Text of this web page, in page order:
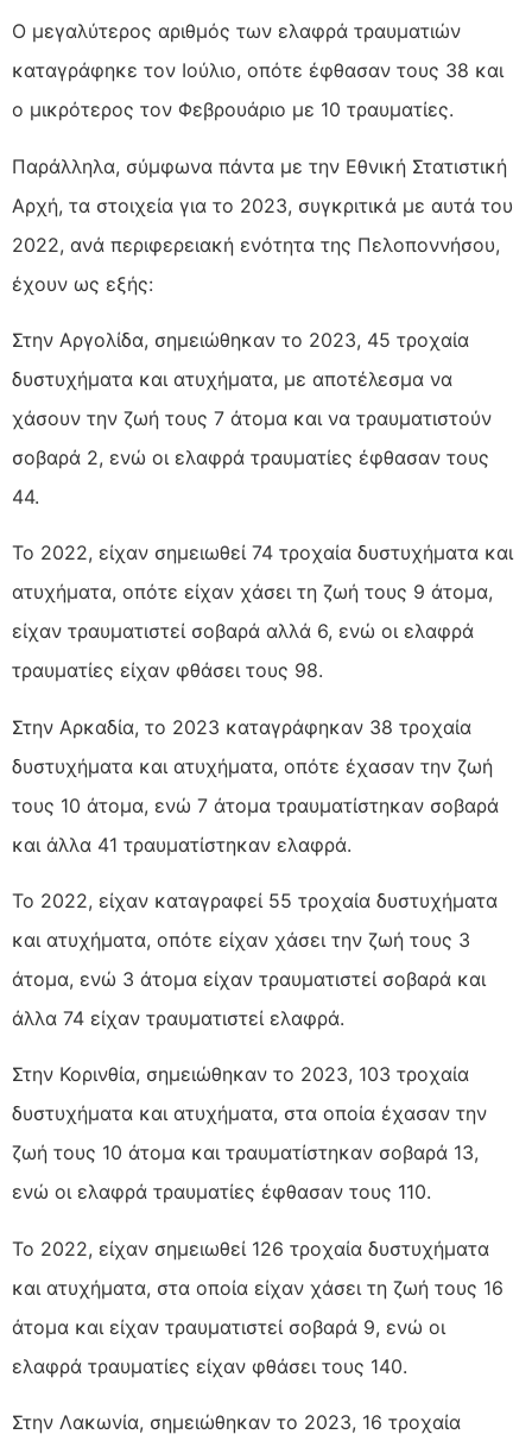
Ο μεγαλύτερος αριθμός των ελαφρά τραυματιών
καταγράφηκε τον Ιούλιο, οπότε έφθασαν τους 38 και
ο μικρότερος τον Φεβρουάριο με 10 τραυματίες.
Παράλληλα, σύμφωνα πάντα με την Εθνική Στατιστική
Αρχή, τα στοιχεία για το 2023, συγκριτικά με αυτά του
2022, ανά περιφερειακή ενότητα της Πελοποννήσου,
έχουν ως εξής:
Στην Αργολίδα, σημειώθηκαν το 2023, 45 τροχαία
δυστυχήματα και ατυχήματα, με αποτέλεσμα να
χάσουν την ζωή τους 7 άτομα και να τραυματιστούν
σοβαρά 2, ενώ οι ελαφρά τραυματίες έφθασαν τους
44.
Το 2022, είχαν σημειωθεί 74 τροχαία δυστυχήματα και
ατυχήματα, οπότε είχαν χάσει τη ζωή τους 9 άτομα,
είχαν τραυματιστεί σοβαρά αλλά 6, ενώ οι ελαφρά
τραυματίες είχαν φθάσει τους 98.
Στην Αρκαδία, το 2023 καταγράφηκαν 38 τροχαία
δυστυχήματα και ατυχήματα, οπότε έχασαν την ζωή
τους 10 άτομα, ενώ 7 άτομα τραυματίστηκαν σοβαρά
και άλλα 41 τραυματίστηκαν ελαφρά.
Το 2022, είχαν καταγραφεί 55 τροχαία δυστυχήματα
και ατυχήματα, οπότε είχαν χάσει την ζωή τους 3
άτομα, ενώ 3 άτομα είχαν τραυματιστεί σοβαρά και
άλλα 74 είχαν τραυματιστεί ελαφρά.
Στην Κορινθία, σημειώθηκαν το 2023, 103 τροχαία
δυστυχήματα και ατυχήματα, στα οποία έχασαν την
ζωή τους 10 άτομα και τραυματίστηκαν σοβαρά 13,
ενώ οι ελαφρά τραυματίες έφθασαν τους 110.
Το 2022, είχαν σημειωθεί 126 τροχαία δυστυχήματα
και ατυχήματα, στα οποία είχαν χάσει τη ζωή τους 16
άτομα και είχαν τραυματιστεί σοβαρά 9, ενώ οι
ελαφρά τραυματίες είχαν φθάσει τους 140.
Στην Λακωνία, σημειώθηκαν το 2023, 16 τροχαία